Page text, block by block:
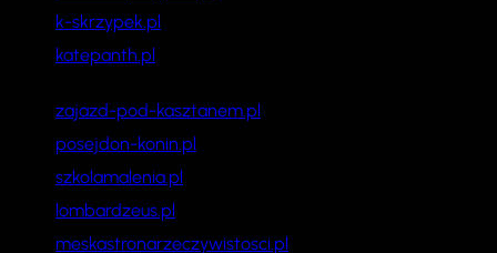
k-skrzypek.pl
katepanth.pl
zajazd-pod-kasztanem.pl
posejdon-konin.pl
szkolamalenia.pl
lombardzeus.pl
meskastronarzeczywistosci.pl